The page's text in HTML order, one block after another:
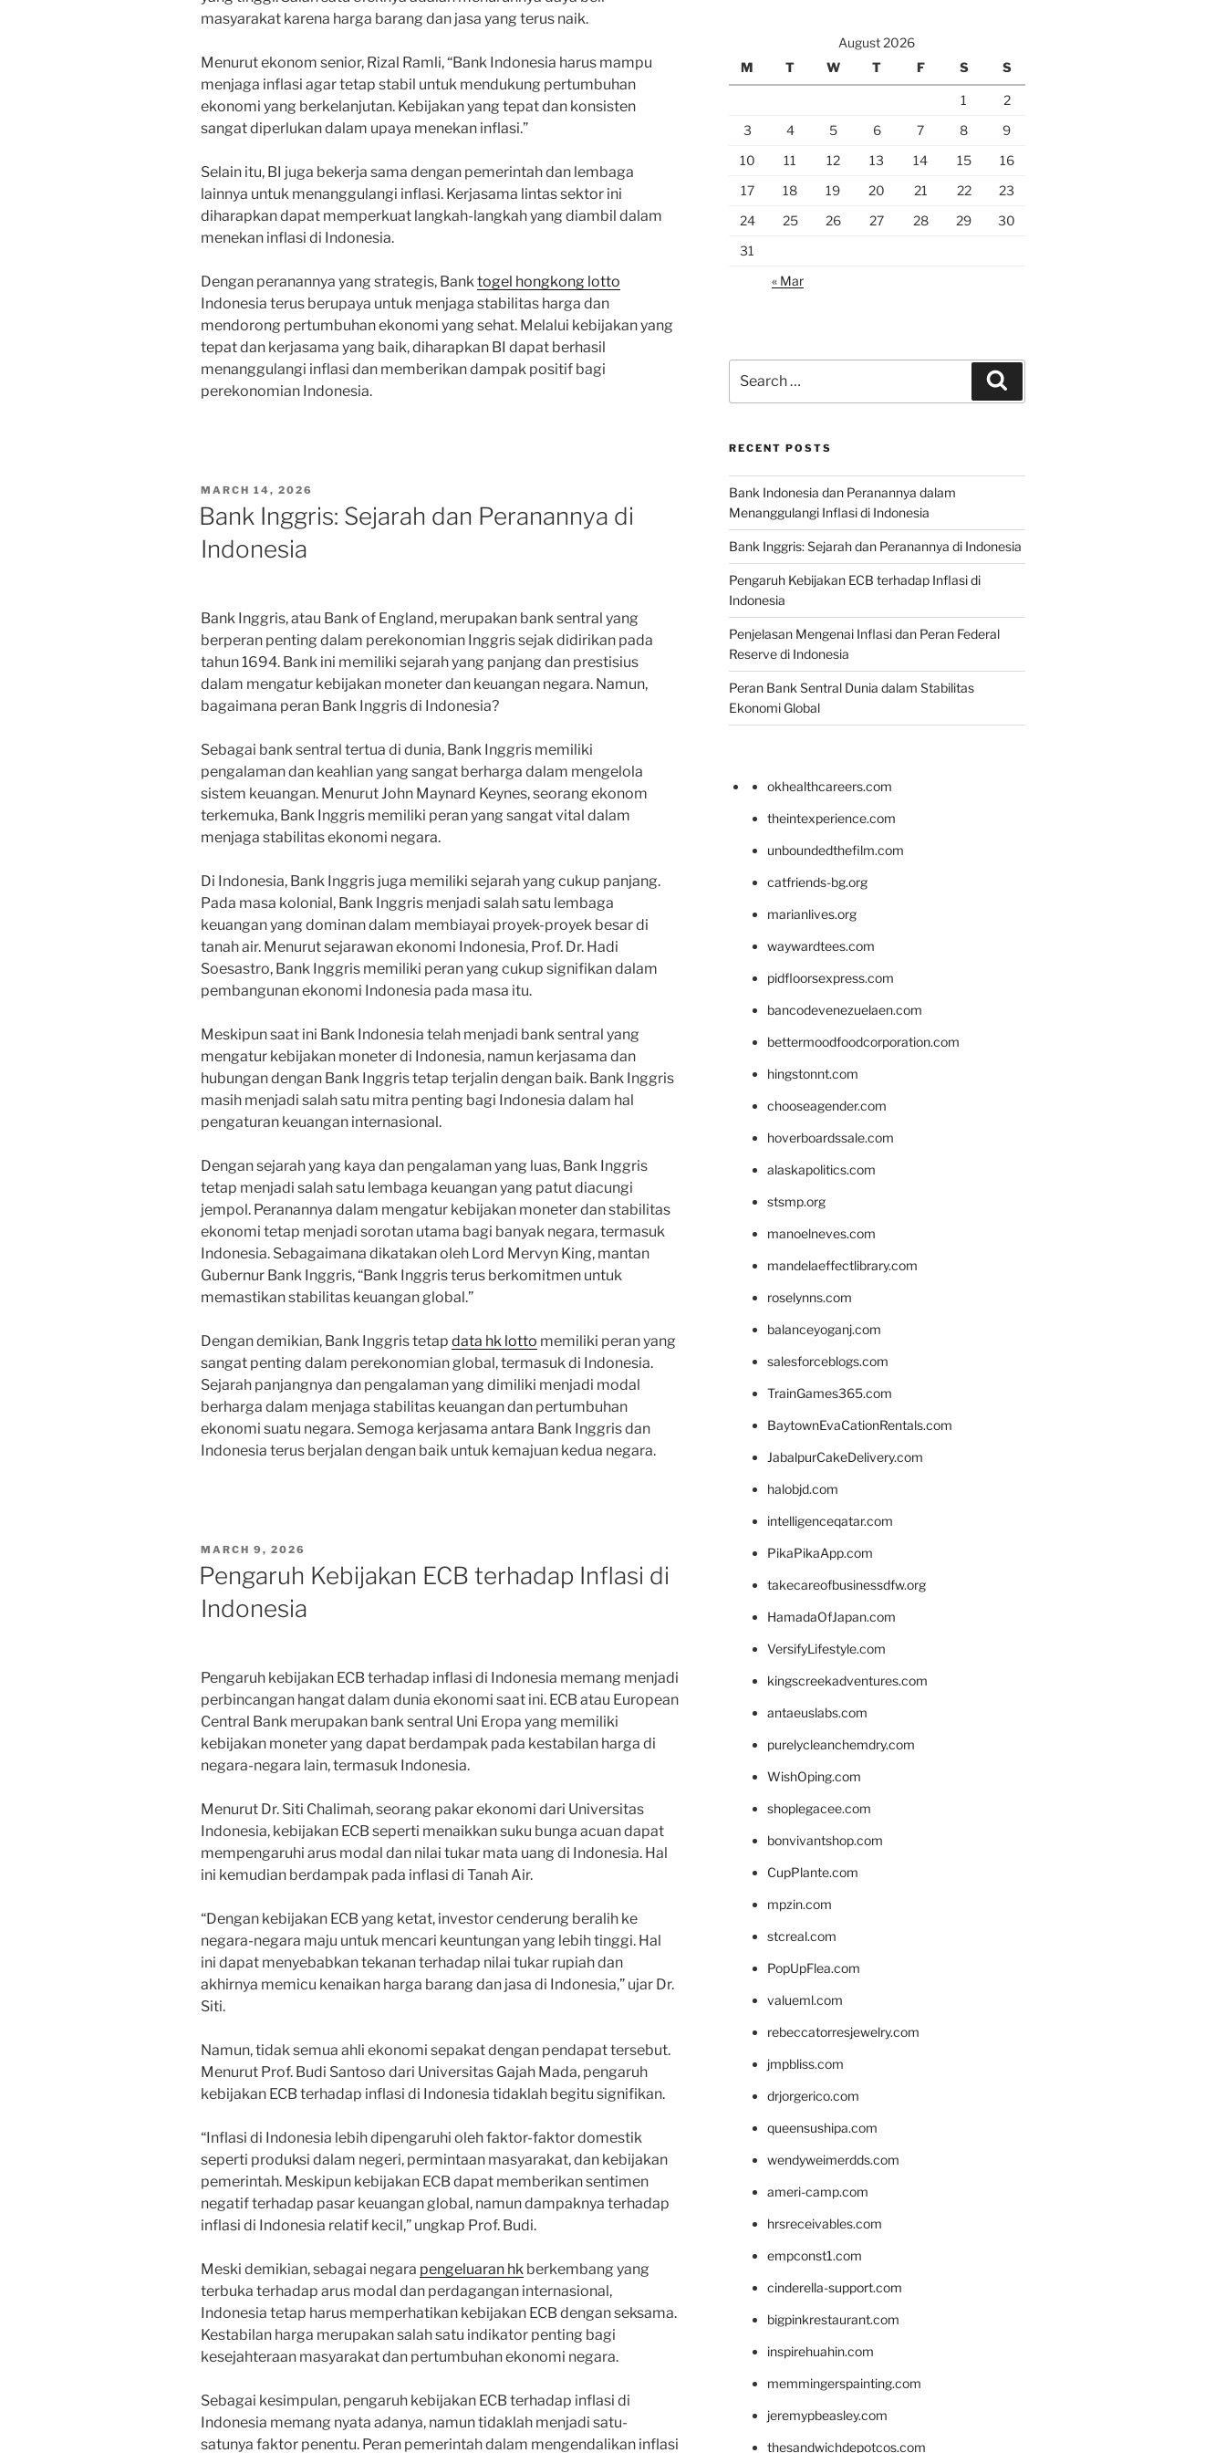
masyarakat karena harga barang dan jasa yang terus naik.
Menurut ekonom senior, Rizal Ramli, “Bank Indonesia harus mampu
menjaga inflasi agar tetap stabil untuk mendukung pertumbuhan
ekonomi yang berkelanjutan. Kebijakan yang tepat dan konsisten
sangat diperlukan dalam upaya menekan inflasi.”
Selain itu, BI juga bekerja sama dengan pemerintah dan lembaga
lainnya untuk menanggulangi inflasi. Kerjasama lintas sektor ini
diharapkan dapat memperkuat langkah-langkah yang diambil dalam
menekan inflasi di Indonesia.
Dengan peranannya yang strategis, Bank togel hongkong lotto
Indonesia terus berupaya untuk menjaga stabilitas harga dan
mendorong pertumbuhan ekonomi yang sehat. Melalui kebijakan yang
tepat dan kerjasama yang baik, diharapkan BI dapat berhasil
menanggulangi inflasi dan memberikan dampak positif bagi
perekonomian Indonesia.
POSTED
MARCH 14, 2026
Bank Inggris: Sejarah dan Peranannya di
Indonesia
Bank Inggris, atau Bank of England, merupakan bank sentral yang
berperan penting dalam perekonomian Inggris sejak didirikan pada
tahun 1694. Bank ini memiliki sejarah yang panjang dan prestisius
dalam mengatur kebijakan moneter dan keuangan negara. Namun,
bagaimana peran Bank Inggris di Indonesia?
Sebagai bank sentral tertua di dunia, Bank Inggris memiliki
pengalaman dan keahlian yang sangat berharga dalam mengelola
sistem keuangan. Menurut John Maynard Keynes, seorang ekonom
terkemuka, Bank Inggris memiliki peran yang sangat vital dalam
menjaga stabilitas ekonomi negara.
Di Indonesia, Bank Inggris juga memiliki sejarah yang cukup panjang.
Pada masa kolonial, Bank Inggris menjadi salah satu lembaga
keuangan yang dominan dalam membiayai proyek-proyek besar di
tanah air. Menurut sejarawan ekonomi Indonesia, Prof. Dr. Hadi
Soesastro, Bank Inggris memiliki peran yang cukup signifikan dalam
pembangunan ekonomi Indonesia pada masa itu.
Meskipun saat ini Bank Indonesia telah menjadi bank sentral yang
mengatur kebijakan moneter di Indonesia, namun kerjasama dan
hubungan dengan Bank Inggris tetap terjalin dengan baik. Bank Inggris
masih menjadi salah satu mitra penting bagi Indonesia dalam hal
pengaturan keuangan internasional.
Dengan sejarah yang kaya dan pengalaman yang luas, Bank Inggris
tetap menjadi salah satu lembaga keuangan yang patut diacungi
jempol. Peranannya dalam mengatur kebijakan moneter dan stabilitas
ekonomi tetap menjadi sorotan utama bagi banyak negara, termasuk
Indonesia. Sebagaimana dikatakan oleh Lord Mervyn King, mantan
Gubernur Bank Inggris, “Bank Inggris terus berkomitmen untuk
memastikan stabilitas keuangan global.”
Dengan demikian, Bank Inggris tetap data hk lotto memiliki peran yang
sangat penting dalam perekonomian global, termasuk di Indonesia.
Sejarah panjangnya dan pengalaman yang dimiliki menjadi modal
berharga dalam menjaga stabilitas keuangan dan pertumbuhan
ekonomi suatu negara. Semoga kerjasama antara Bank Inggris dan
Indonesia terus berjalan dengan baik untuk kemajuan kedua negara.
POSTED
ON
MARCH 9, 2026
Pengaruh Kebijakan ECB terhadap Inflasi di
Indonesia
Pengaruh kebijakan ECB terhadap inflasi di Indonesia memang menjadi
perbincangan hangat dalam dunia ekonomi saat ini. ECB atau European
Central Bank merupakan bank sentral Uni Eropa yang memiliki
kebijakan moneter yang dapat berdampak pada kestabilan harga di
negara-negara lain, termasuk Indonesia.
Menurut Dr. Siti Chalimah, seorang pakar ekonomi dari Universitas
Indonesia, kebijakan ECB seperti menaikkan suku bunga acuan dapat
mempengaruhi arus modal dan nilai tukar mata uang di Indonesia. Hal
ini kemudian berdampak pada inflasi di Tanah Air.
“Dengan kebijakan ECB yang ketat, investor cenderung beralih ke
negara-negara maju untuk mencari keuntungan yang lebih tinggi. Hal
ini dapat menyebabkan tekanan terhadap nilai tukar rupiah dan
akhirnya memicu kenaikan harga barang dan jasa di Indonesia,” ujar Dr.
Siti.
Namun, tidak semua ahli ekonomi sepakat dengan pendapat tersebut.
Menurut Prof. Budi Santoso dari Universitas Gajah Mada, pengaruh
kebijakan ECB terhadap inflasi di Indonesia tidaklah begitu signifikan.
“Inflasi di Indonesia lebih dipengaruhi oleh faktor-faktor domestik
seperti produksi dalam negeri, permintaan masyarakat, dan kebijakan
pemerintah. Meskipun kebijakan ECB dapat memberikan sentimen
negatif terhadap pasar keuangan global, namun dampaknya terhadap
inflasi di Indonesia relatif kecil,” ungkap Prof. Budi.
Meski demikian, sebagai negara pengeluaran hk berkembang yang
terbuka terhadap arus modal dan perdagangan internasional,
Indonesia tetap harus memperhatikan kebijakan ECB dengan seksama.
Kestabilan harga merupakan salah satu indikator penting bagi
kesejahteraan masyarakat dan pertumbuhan ekonomi negara.
Sebagai kesimpulan, pengaruh kebijakan ECB terhadap inflasi di
Indonesia memang nyata adanya, namun tidaklah menjadi satu-
satunya faktor penentu. Peran pemerintah dalam mengendalikan inflasi
August 2026
M
T W T F S S
1
2
3
4 5 6 7 8
9
10
11 12 13 14 15
16
17
18 19 20 21 22
23
24
25 26 27 28 29
30
31
« Mar
for:
RECENT POSTS
Bank Indonesia dan Peranannya dalam
Menanggulangi Inflasi di Indonesia
Bank Inggris: Sejarah dan Peranannya di Indonesia
Pengaruh Kebijakan ECB terhadap Inflasi di
Indonesia
Penjelasan Mengenai Inflasi dan Peran Federal
Reserve di Indonesia
Peran Bank Sentral Dunia dalam Stabilitas
Ekonomi Global
okhealthcareers.com
theintexperience.com
unboundedthefilm.com
catfriends-bg.org
marianlives.org
waywardtees.com
pidfloorsexpress.com
bancodevenezuelaen.com
bettermoodfoodcorporation.com
hingstonnt.com
chooseagender.com
hoverboardssale.com
alaskapolitics.com
stsmp.org
manoelneves.com
mandelaeffectlibrary.com
roselynns.com
balanceyoganj.com
salesforceblogs.com
TrainGames365.com
BaytownEvaCationRentals.com
JabalpurCakeDelivery.com
halobjd.com
intelligenceqatar.com
PikaPikaApp.com
takecareofbusinessdfw.org
HamadaOfJapan.com
VersifyLifestyle.com
kingscreekadventures.com
antaeuslabs.com
purelycleanchemdry.com
WishOping.com
shoplegacee.com
bonvivantshop.com
CupPlante.com
mpzin.com
stcreal.com
PopUpFlea.com
valueml.com
rebeccatorresjewelry.com
jmpbliss.com
drjorgerico.com
queensushipa.com
wendyweimerdds.com
ameri-camp.com
hrsreceivables.com
empconst1.com
cinderella-support.com
bigpinkrestaurant.com
inspirehuahin.com
memmingerspainting.com
jeremypbeasley.com
thesandwichdepotcos.com